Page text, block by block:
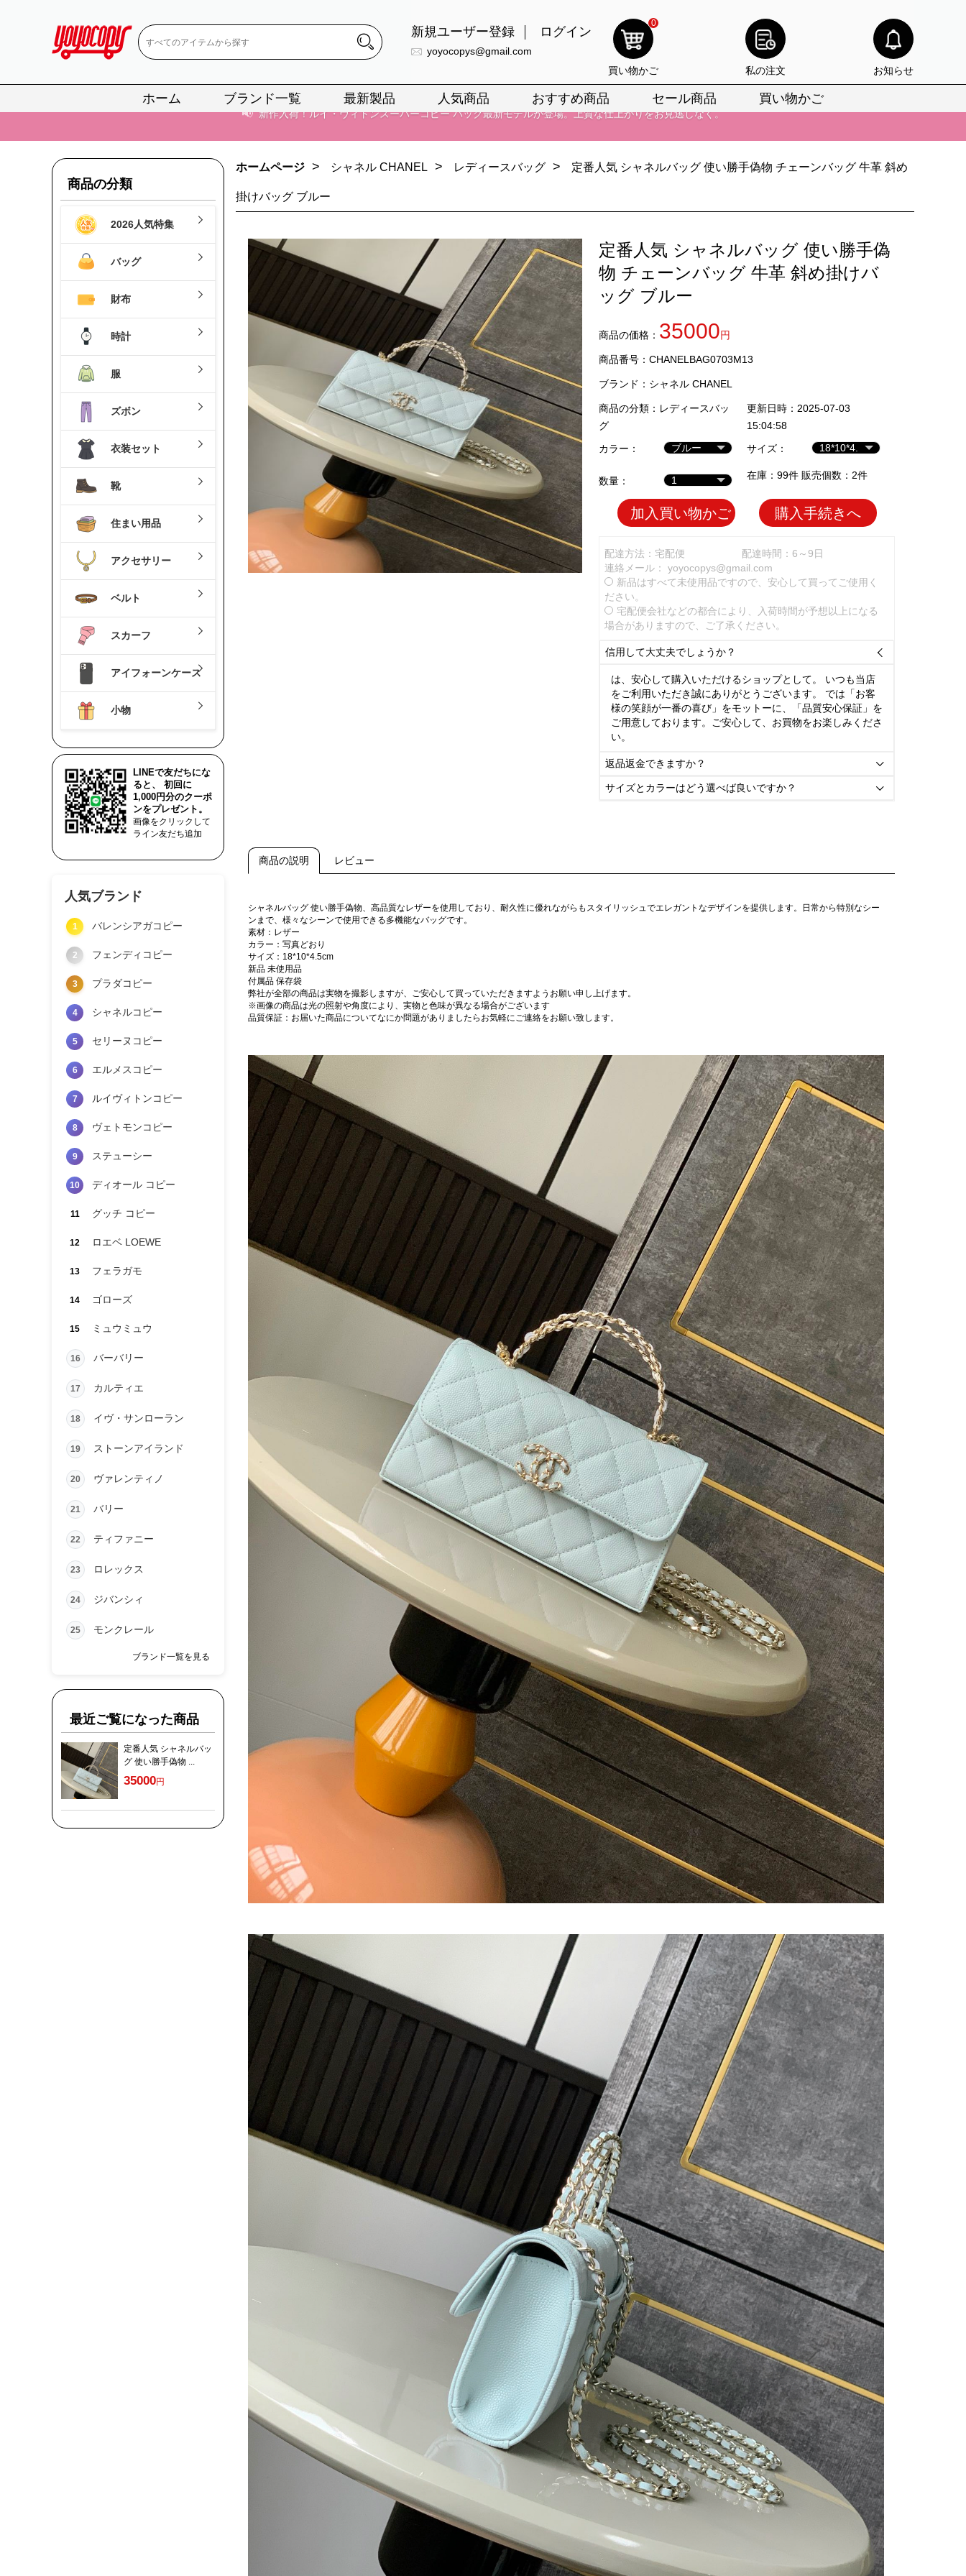
新規ユーザー登録 ログイン
yoyocopys@gmail.com
0
買い物かご 私の注文 お知らせ
ホーム ブランド一覧 最新製品 人気商品 おすすめ商品 セール商品 買い物かご
📢 当店は正真正銘のn級スーパーコピーのみ取扱い。最高品質の再現度を安心してお選びいただけます。
新作入荷！ルイ・ヴィトンスーパーコピー バッグ最新モデルが登場。上質な仕上がりをお見逃しなく。
📢 当店は正真正銘のn級スーパーコピーのみ取扱い。最高品質の再現度を安心してお選びいただけます。
新作入荷！ルイ・ヴィトンスーパーコピー バッグ最新モデルが登場。上質な仕上がりをお見逃しなく。
商品の分類
2026人気特集
バッグ
財布
時計
服
ズボン
衣装セット
靴
住まい用品
アクセサリー
ベルト
スカーフ
アイフォーンケース
小物
LINEで友だちにな
ると、 初回に
1,000円分のクーポ
ンをプレゼント。
画像をクリックして
ライン友だち追加
人気ブランド
1 バレンシアガコピー
2 フェンディコピー
3 プラダコピー
4 シャネルコピー
5 セリーヌコピー
6 エルメスコピー
7 ルイヴィトンコピー
8 ヴェトモンコピー
9 ステューシー
10 ディオール コピー
11 グッチ コピー
12 ロエベ LOEWE
13 フェラガモ
14 ゴローズ
15 ミュウミュウ
16 バーバリー
17 カルティエ
18 イヴ・サンローラン
19 ストーンアイランド
20 ヴァレンティノ
21 バリー
22 ティファニー
23 ロレックス
24 ジバンシィ
25 モンクレール
ブランド一覧を見る
最近ご覧になった商品
定番人気 シャネルバッ
グ 使い勝手偽物 ...
35000円
ホームページ > シャネル CHANEL > レディースバッグ > 定番人気 シャネルバッグ 使い勝手偽物 チェーンバッグ 牛革 斜め
掛けバッグ ブルー
定番人気 シャネルバッグ 使い勝手偽
物 チェーンバッグ 牛革 斜め掛けバ
ッグ ブルー
商品の価格： 35000円
商品番号：CHANELBAG0703M13
ブランド： シャネル CHANEL
商品の分類： レディースバッ
グ
更新日時：2025-07-03
15:04:58
カラー：
サイズ：
数量： 在庫：99件 販売個数：2件
加入買い物かご 購入手続きへ
配達方法：宅配便
配達時間：6～9日
連絡メール： yoyocopys@gmail.com
新品はすべて未使用品ですので、安心して買ってご使用く
ださい。
宅配便会社などの都合により、入荷時間が予想以上になる
場合がありますので、ご了承ください。
信用して大丈夫でしょうか？ 
は、安心して購入いただけるショップとして。 いつも当店
をご利用いただき誠にありがとうございます。 では「お客
様の笑顔が一番の喜び」をモットーに、「品質安心保証」を
ご用意しております。ご安心して、お買物をお楽しみくださ
い。
返品返金できますか？ 
サイズとカラーはどう選べば良いですか？ 
商品の説明 レビュー
シャネルバッグ 使い勝手偽物、高品質なレザーを使用しており、耐久性に優れながらもスタイリッシュでエレガントなデザインを提供します。日常から特別なシー
ンまで、様々なシーンで使用できる多機能なバッグです。
素材：レザー
カラー：写真どおり
サイズ：18*10*4.5cm
新品 未使用品
付属品 保存袋
弊社が全部の商品は実物を撮影しますが、ご安心して買っていただきますようお願い申し上げます。
※画像の商品は光の照射や角度により、実物と色味が異なる場合がございます
品質保証：お届いた商品についてなにか問題がありましたらお気軽にご連絡をお願い致します。